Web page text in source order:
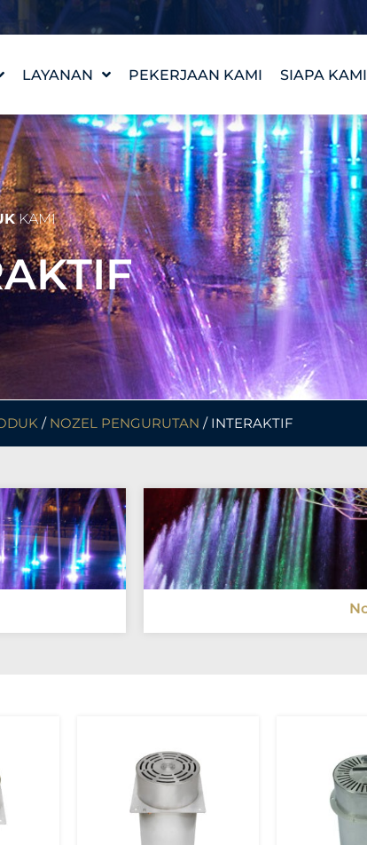
LAYANAN
DESAIN FITUR AIR
WATERLAB™
DUKUNGAN PRODUK
DAN TEKNIS
PEKERJAAN KAMI SIAPA KAMI
KISAH
NILAI-
TEMUI TIM
KARIR
KAMI
/ NOZEL PENGURUTAN / INTERAKTIF